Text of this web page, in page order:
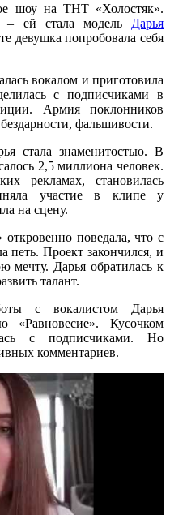
шоу на ТНТ «Холостяк».
– ей стала модель Дарья
девушка попробовала себя
вокалом и приготовила
с подписчиками в
Армия поклонников
фальшивости.
стала знаменитостью. В
2,5 миллиона человек.
рекламах, становилась
участие в клипе у
на сцену.
поведала, что с
петь. Проект закончился, и
мечту. Дарья обратилась к
талант.
с вокалистом Дарья
«Равновесие». Кусочком
с подписчиками. Но
комментариев.